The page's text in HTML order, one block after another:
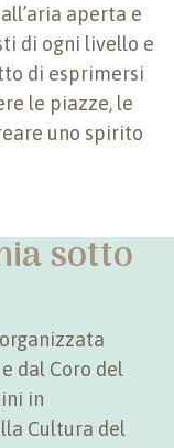
aperta e
di ogni livello e
di esprimersi
le piazze, le
uno spirito
sotto
dal Coro del
in
Cultura del